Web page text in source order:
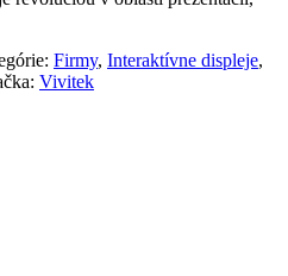
Firmy, Interaktívne displeje,
Vivitek